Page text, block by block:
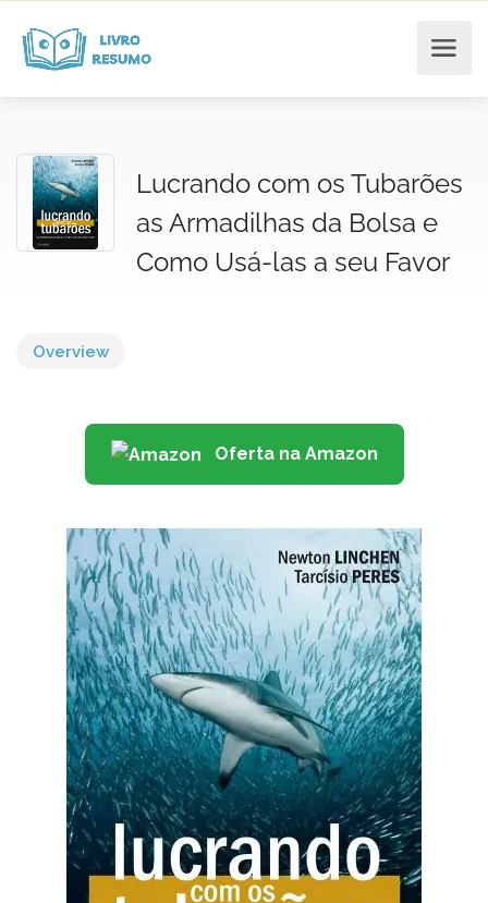
Lucrando com os Tubarões
as Armadilhas da Bolsa e
Como Usá-las a seu Favor
Overview
Oferta na Amazon